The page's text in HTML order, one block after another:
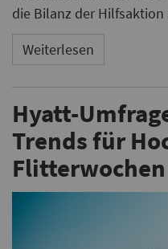
die Bilanz der Hilfsaktion
Weiterlesen
Hyatt-
Trends für
Flitterwochen